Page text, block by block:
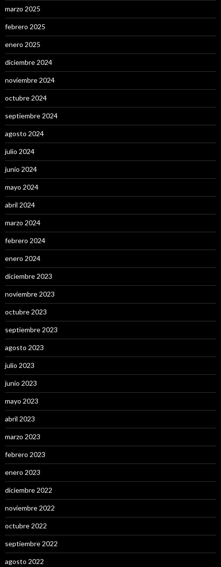
marzo 2025
febrero 2025
enero 2025
diciembre 2024
noviembre 2024
octubre 2024
septiembre 2024
agosto 2024
julio 2024
junio 2024
mayo 2024
abril 2024
marzo 2024
febrero 2024
enero 2024
diciembre 2023
noviembre 2023
octubre 2023
septiembre 2023
agosto 2023
julio 2023
junio 2023
mayo 2023
abril 2023
marzo 2023
febrero 2023
enero 2023
diciembre 2022
noviembre 2022
octubre 2022
septiembre 2022
agosto 2022